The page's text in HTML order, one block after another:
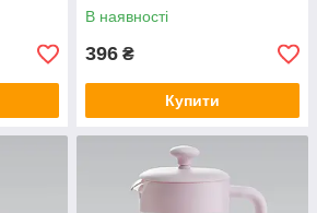
В наявності
396 ₴
Купити